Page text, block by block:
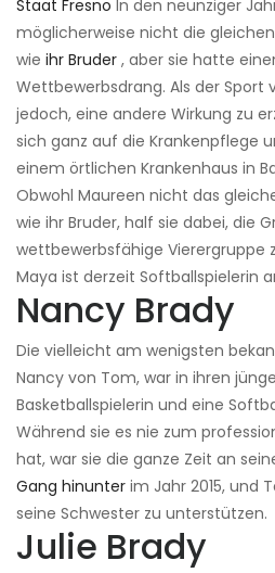
Staat Fresno In den neunziger
möglicherweise nicht die
wie ihr Bruder , aber sie hatte
Wettbewerbsdrang. Als der Sport
jedoch, eine andere Wirkung zu
sich ganz auf die Krankenpflege
einem örtlichen Krankenhaus in
Obwohl Maureen nicht das
wie ihr Bruder, half sie dabei, die
wettbewerbsfähige Vierergruppe
Maya ist derzeit Softballspielerin
Nancy Brady
Die vielleicht am wenigsten
Nancy von Tom, war in ihren
Basketballspielerin und eine
Während sie es nie zum
hat, war sie die ganze Zeit an
Gang hinunter im Jahr 2015, und
seine Schwester zu unterstützen.
Julie Brady